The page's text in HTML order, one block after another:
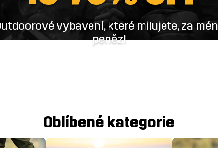
vybavení, které milujete, za
peněz!
Oblíbené kategorie